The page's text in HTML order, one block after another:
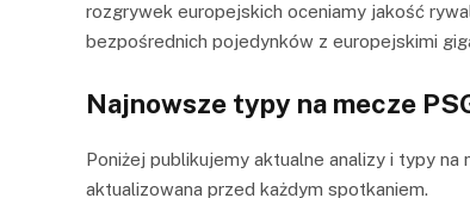
rozgrywek europejskich oceniamy jakość
bezpośrednich pojedynków z europejskimi
Najnowsze typy na mecze
Poniżej publikujemy aktualne analizy i typy
aktualizowana przed każdym spotkaniem.